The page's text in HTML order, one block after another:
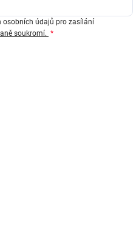
osobních údajů pro zasílání
soukromí.